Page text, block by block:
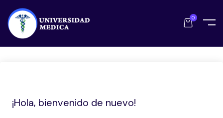
0
¡Hola, bienvenido de nuevo!